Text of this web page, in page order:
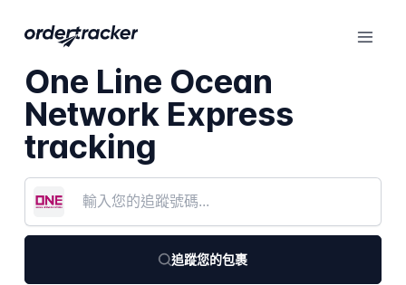
One Line Ocean
Network Express
tracking
追蹤您的包裹